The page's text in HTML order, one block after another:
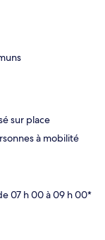
sur place
à mobilité
07 h 00 à 09 h 00*